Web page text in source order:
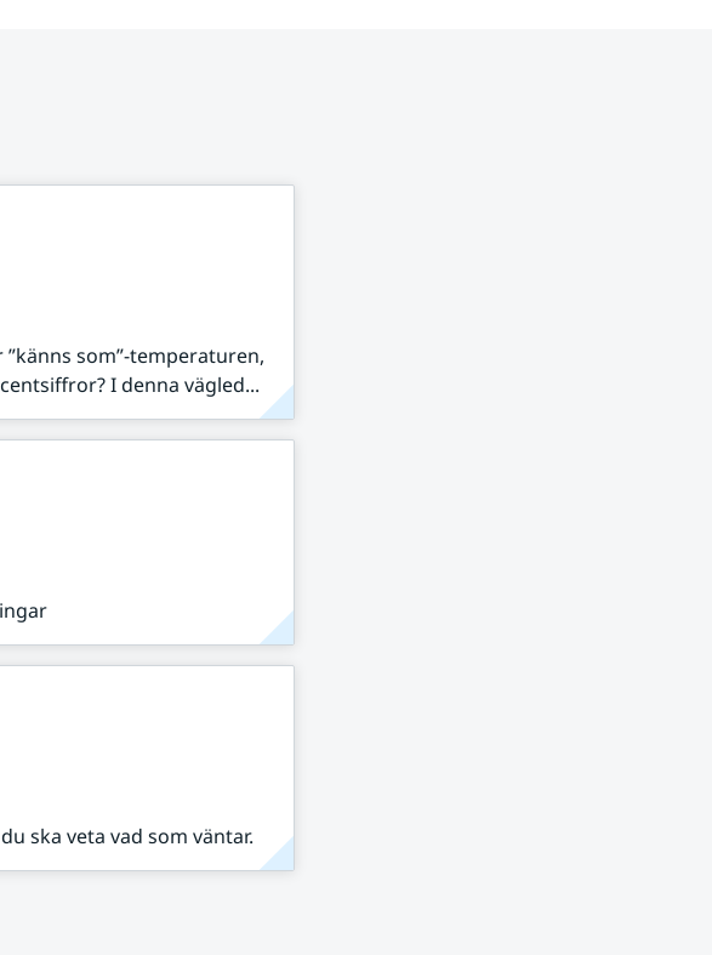
som”-temperaturen,
I denna vägled...
ska veta vad som väntar.